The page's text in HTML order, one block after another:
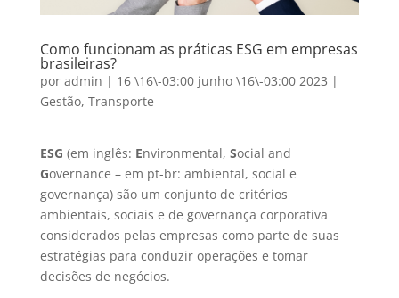
Como funcionam as práticas ESG em empresas
brasileiras?
por admin | 16 \16\-03:00 junho \16\-03:00 2023 |
Gestão, Transporte
ESG (em inglês: Environmental, Social and
Governance – em pt-br: ambiental, social e
governança) são um conjunto de critérios
ambientais, sociais e de governança corporativa
considerados pelas empresas como parte de suas
estratégias para conduzir operações e tomar
decisões de negócios.